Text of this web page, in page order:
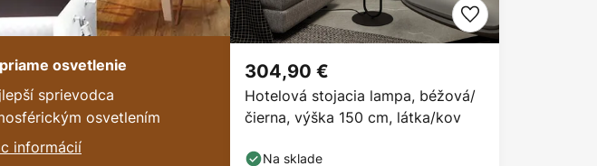
osvetlenie
sprievodca
osvetlením
informácií
Hotelová stojacia lampa, béžová/
čierna, výška 150 cm, látka/kov
304,90 €
Na sklade